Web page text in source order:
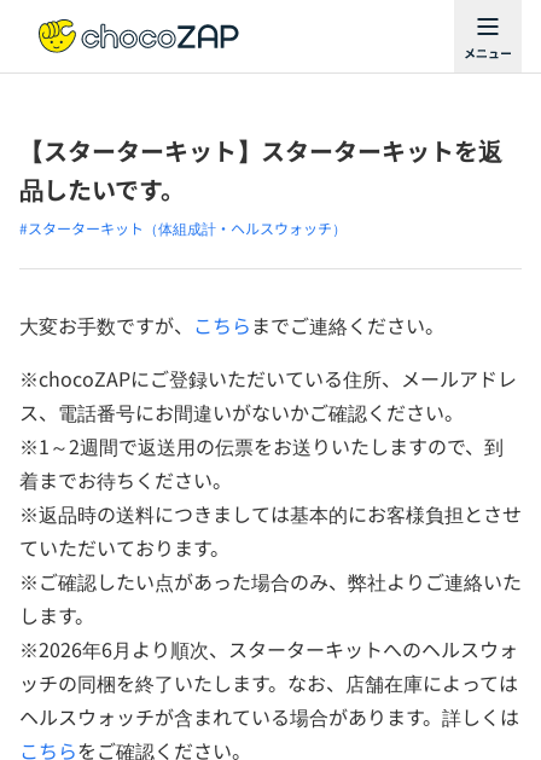
【スターターキット】スターターキットを返
品したいです。
#スターターキット（体組成計・ヘルスウォッチ）
大変お手数ですが、 こちら までご連絡ください。
※chocoZAPにご登録いただいている住所、メールアドレ
ス、電話番号にお間違いがないかご確認ください。
※1～2週間で返送用の伝票をお送りいたしますので、到
着までお待ちください。
※返品時の送料につきましては基本的にお客様負担とさせ
ていただいております。
※ご確認したい点があった場合のみ、弊社よりご連絡いた
します。
※2026年6月より順次、スターターキットへのヘルスウォ
ッチの同梱を終了いたします。なお、店舗在庫によっては
ヘルスウォッチが含まれている場合があります。詳しくは
こちらをご確認ください。